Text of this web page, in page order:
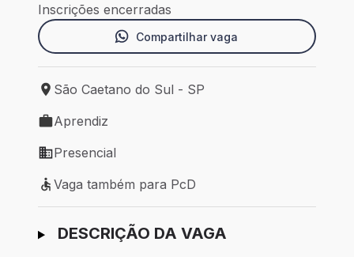
Inscrições encerradas
Compartilhar vaga
Local de trabalho: São Caetano do Sul - SP
São Caetano do Sul - SP
Tipo de vaga: Aprendiz
Aprendiz
Modelo de trabalho: Presencial
Presencial
Vaga também para PcD
Vaga também para PcD
Ir para candidatura
DESCRIÇÃO DA VAGA